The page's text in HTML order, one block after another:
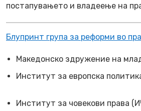
постапувањето и владеење на
Блупринт група за реформи во
Македонско здружение на
Институт за европска
Институт за човекови права